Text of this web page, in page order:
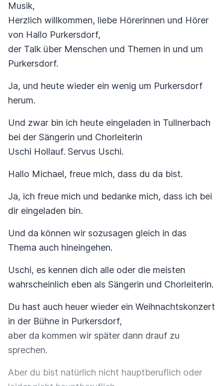
Musik,
Herzlich willkommen, liebe Hörerinnen und Hörer
von Hallo Purkersdorf,
der Talk über Menschen und Themen in und um
Purkersdorf.
Ja, und heute wieder ein wenig um Purkersdorf
herum.
Und zwar bin ich heute eingeladen in Tullnerbach
bei der Sängerin und Chorleiterin
Uschi Hollauf. Servus Uschi.
Hallo Michael, freue mich, dass du da bist.
Ja, ich freue mich und bedanke mich, dass ich bei
dir eingeladen bin.
Und da können wir sozusagen gleich in das
Thema auch hineingehen.
Uschi, es kennen dich alle oder die meisten
wahrscheinlich eben als Sängerin und Chorleiterin.
Du hast auch heuer wieder ein Weihnachtskonzert
in der Bühne in Purkersdorf,
aber da kommen wir später dann drauf zu
sprechen.
Aber du bist natürlich nicht hauptberuflich oder